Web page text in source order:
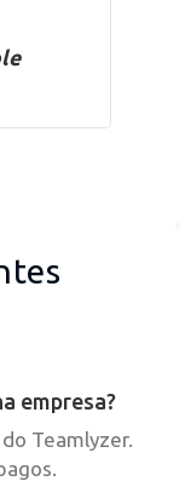
empresa?
Teamlyzer.